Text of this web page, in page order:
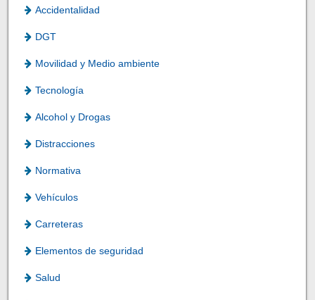
Accidentalidad
DGT
Movilidad y Medio ambiente
Tecnología
Alcohol y Drogas
Distracciones
Normativa
Vehículos
Carreteras
Elementos de seguridad
Salud